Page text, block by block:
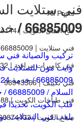
All Posts
فتح اقفال الكويت | 66214144
فني ستلايت | 66885009
فني كاميرات مراقبة | 66445532
فني تكييف | 98943366
فني طباخات الكويت | 66557188
صباغ الكويت | 66874433
فني ستلايت
66885009 / خدمة 24 ساعة
تركيب والصيانة فني
وايت مون للستلايت
قلب الكويت، تحديدًا
يلعب فني الستلايت